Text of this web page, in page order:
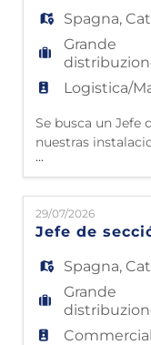
IT
DE
ES
PT
Responder a las
Spagna,
Grande
Logistica/
Se busca un Jefe
nuestras
Llagosta. El
directamente al
FUNCIONES: •
externo (SdM):
planificación
garantizar que la
aplique
...
29/07/2026
Jefe de
Spagna,
Grande